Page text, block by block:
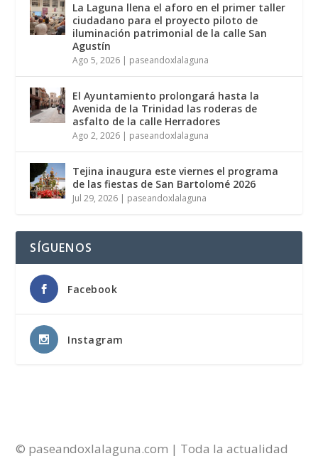
La Laguna llena el aforo en el primer taller
ciudadano para el proyecto piloto de
iluminación patrimonial de la calle San
Agustín
Ago 5, 2026 | paseandoxlalaguna
El Ayuntamiento prolongará hasta la
Avenida de la Trinidad las roderas de
asfalto de la calle Herradores
Ago 2, 2026 | paseandoxlalaguna
Tejina inaugura este viernes el programa
de las fiestas de San Bartolomé 2026
Jul 29, 2026 | paseandoxlalaguna
SÍGUENOS
Facebook
Instagram
© paseandoxlalaguna.com | Toda la actualidad